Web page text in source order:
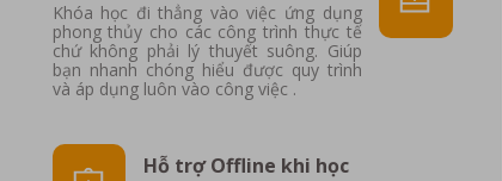
Khóa học đi thẳng vào việc ứng dụng
phong thủy cho các công trình thực tế
chứ không phải lý thuyết suông. Giúp
bạn nhanh chóng hiểu được quy trình
và áp dụng luôn vào công việc .
Hỗ trợ Offline khi học